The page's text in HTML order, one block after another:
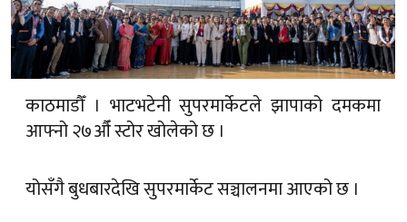
काठमाडौँ । भाटभटेनी सुपरमार्केटले झापाको दमकमा
आफ्नो २७औँ स्टोर खोलेको छ ।
योसँगै बुधबारदेखि सुपरमार्केट सञ्चालनमा आएको छ ।